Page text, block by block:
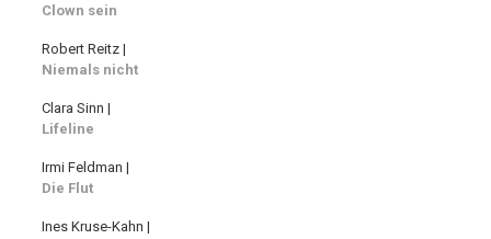
Clown sein
Robert Reitz |
Niemals nicht
Clara Sinn |
Lifeline
Irmi Feldman |
Die Flut
Ines Kruse-Kahn |